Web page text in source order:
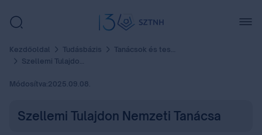
Kezdőoldal Tudásbázis
Tanácsok és testületek
Szellemi Tulajdon Nemzeti Tanácsa
Módosítva:2025.09.08.
Szellemi Tulajdon Nemzeti Tanácsa